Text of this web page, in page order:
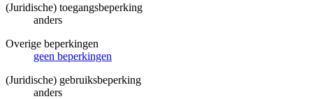
(Juridische) toegangsbeperking
anders
Overige beperkingen
geen beperkingen
(Juridische) gebruiksbeperking
anders